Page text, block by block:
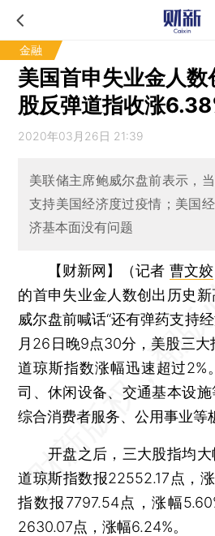
金融
美国首申失业金人数
股反弹道指收涨
2020年03月26日 21:39
美联储主席鲍威尔盘前表示，
支持美国经济度过疫情；美国
济基本面没有问题
【财新网】（记者 曹文姣
的首申失业金人数创出历史
威尔盘前喊话“还有弹药支持
月26日晚9点30分，美股三大
道琼斯指数涨幅迅速超过2%
司、休闲设备、交通基本设施
综合消费者服务、公用事业等
开盘之后，三大股指均大
道琼斯指数报22552.17点，
指数报7797.54点，涨幅
2630.07点，涨幅6.24%。